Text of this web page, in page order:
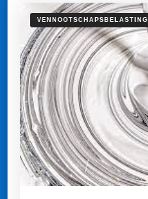
VENNOOTSCHAPSBELASTING